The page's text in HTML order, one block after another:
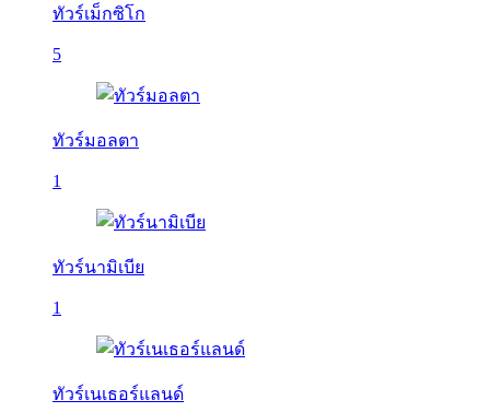
ทัวร์เม็กซิโก
5
ทัวร์มอลตา
1
ทัวร์นามิเบีย
1
ทัวร์เนเธอร์แลนด์